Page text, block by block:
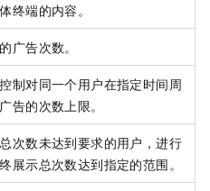
终端的内容。
广告次数。
制对同一个用户在指定时间周
告的次数上限。
次数未达到要求的用户，进行
展示总次数达到指定的范围。